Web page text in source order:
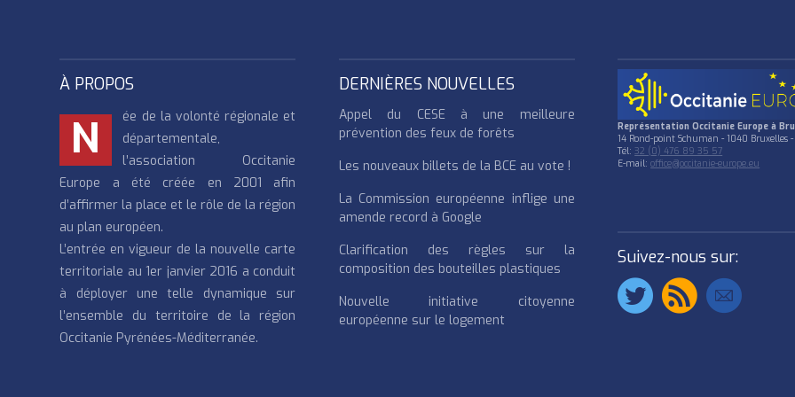
À PROPOS
N
ée de la volonté régionale et
départementale,
l’association Occitanie
Europe a été créée en 2001 afin
d’affirmer la place et le rôle de la région
au plan européen.
L’entrée en vigueur de la nouvelle carte
territoriale au 1er janvier 2016 a conduit
à déployer une telle dynamique sur
l’ensemble du territoire de la région
Occitanie Pyrénées-Méditerranée.
DERNIÈRES NOUVELLES
Appel du CESE à une meilleure
prévention des feux de forêts
Les nouveaux billets de la BCE au vote !
La Commission européenne inflige une
amende record à Google
Clarification des règles sur la
composition des bouteilles plastiques
Nouvelle initiative citoyenne
européenne sur le logement
Représentation Occitanie Europe à
14 Rond-point Schuman - 1040 Bruxelles
Tél:32 (0) 476 89 35 57
E-mail:office@occitanie-europe.eu
Suivez-nous sur: